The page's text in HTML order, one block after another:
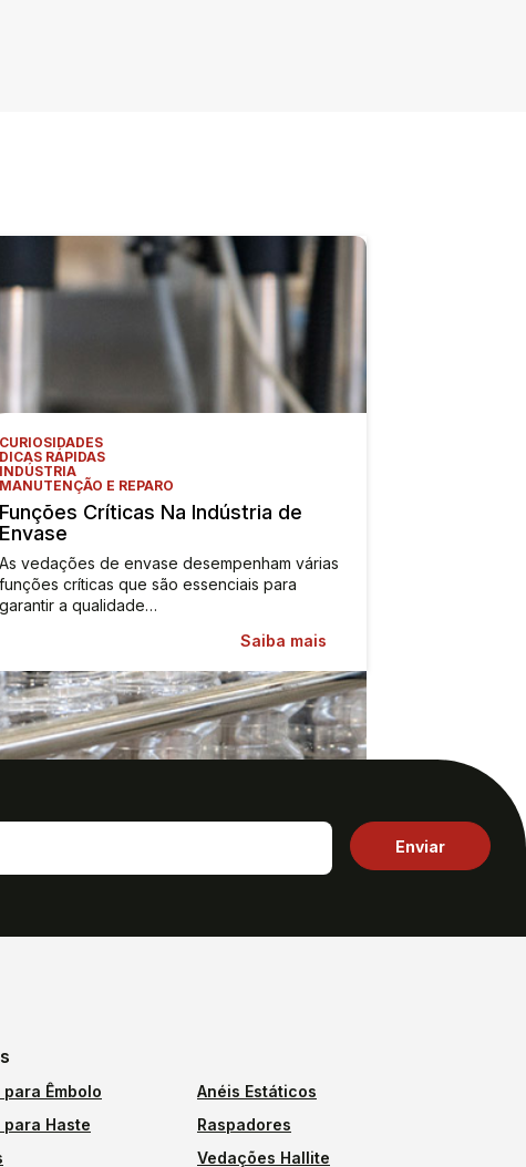
CURIOSIDADES
DICAS RÁPIDAS
INDÚSTRIA
MANUTENÇÃO E REPARO
Funções Críticas Na Indústria de
Envase
As vedações de envase desempenham várias
funções críticas que são essenciais para
garantir a qualidade…
Saiba mais
Êmbolo
Haste
Anéis Estáticos
Raspadores
Vedações Hallite